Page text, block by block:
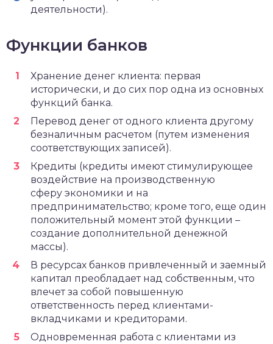
деятельности).
Функции банков
Хранение денег клиента: первая
исторически, и до сих пор одна из основных
функций банка.
Перевод денег от одного клиента другому
безналичным расчетом (путем изменения
соответствующих записей).
Кредиты (кредиты имеют стимулирующее
воздействие на производственную
сферу экономики и на
предпринимательство; кроме того, еще один
положительный момент этой функции –
создание дополнительной денежной
массы).
В ресурсах банков привлеченный и заемный
капитал преобладает над собственным, что
влечет за собой повышенную
ответственность перед клиентами-
вкладчиками и кредиторами.
Одновременная работа с клиентами из